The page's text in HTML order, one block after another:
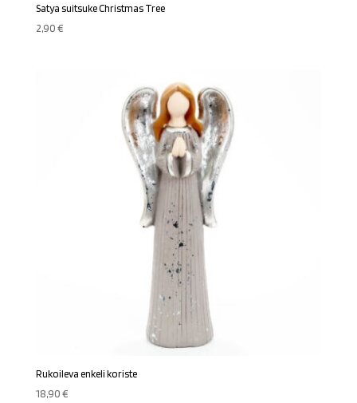
Satya suitsuke Christmas Tree
2,90€
Rukoileva enkeli koriste
18,90€